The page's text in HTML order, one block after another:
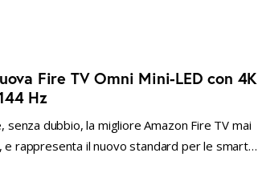
Fire TV Omni Mini-LED con 4K
Hz
dubbio, la migliore Amazon Fire TV mai
e rappresenta il nuovo standard per le smart…